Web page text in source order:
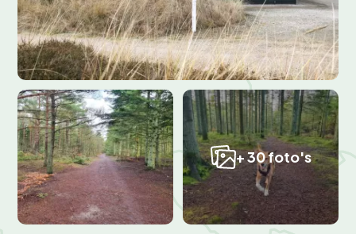
+ 30 foto's